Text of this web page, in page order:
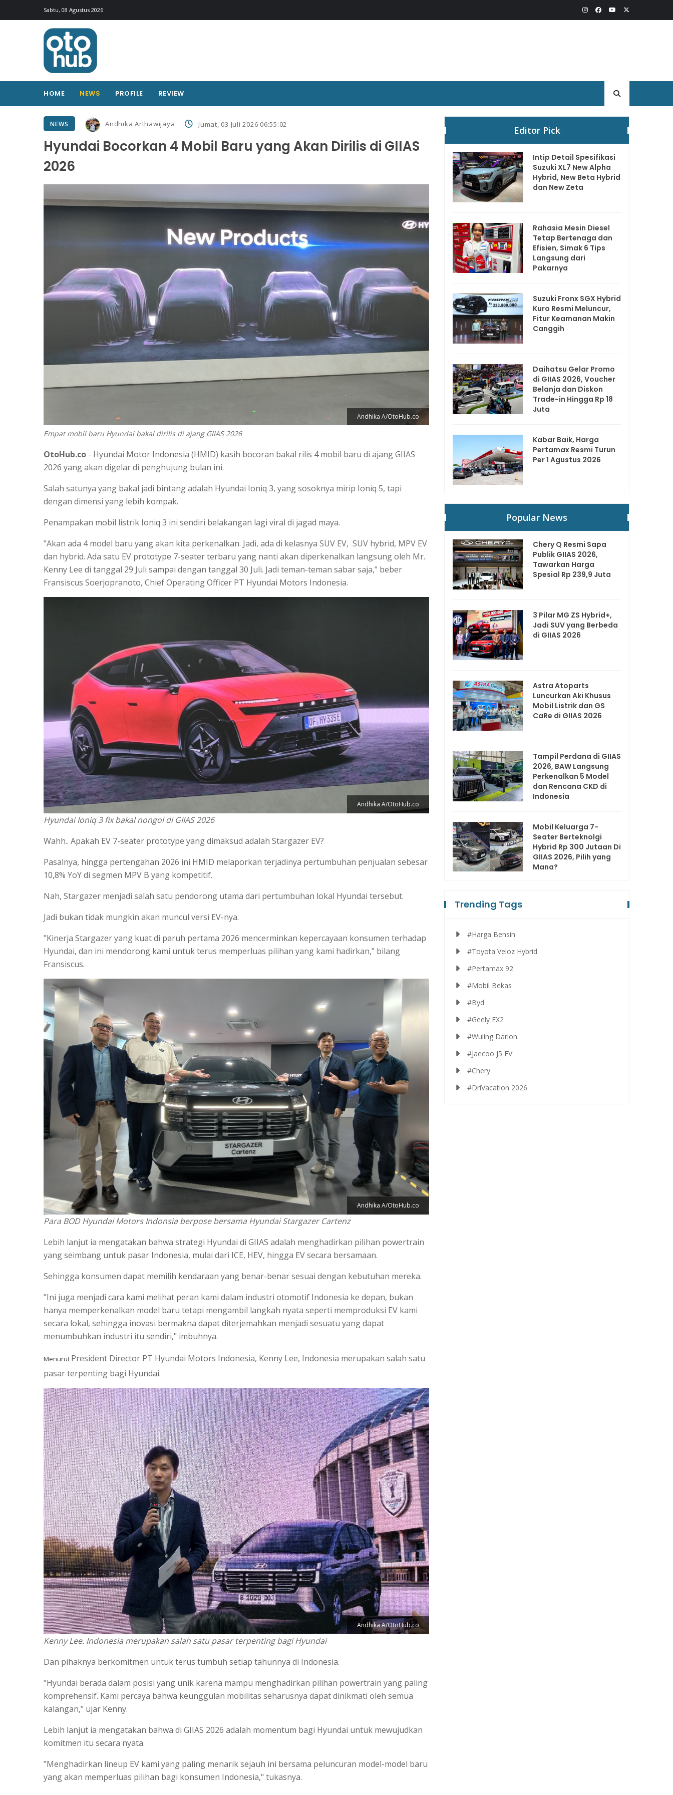
Sabtu, 08 Agustus 2026
HOME NEWS PROFILE REVIEW
NEWS Andhika Arthawijaya Jumat, 03 Juli 2026 06:55:02
Hyundai Bocorkan 4 Mobil Baru yang Akan Dirilis di GIIAS
2026
Andhika A/OtoHub.co
Empat mobil baru Hyundai bakal dirilis di ajang GIIAS 2026
OtoHub.co - Hyundai Motor Indonesia (HMID) kasih bocoran bakal rilis 4 mobil baru di ajang GIIAS
2026 yang akan digelar di penghujung bulan ini.
Salah satunya yang bakal jadi bintang adalah Hyundai Ioniq 3, yang sosoknya mirip Ioniq 5, tapi
dengan dimensi yang lebih kompak.
Penampakan mobil listrik Ioniq 3 ini sendiri belakangan lagi viral di jagad maya.
"Akan ada 4 model baru yang akan kita perkenalkan. Jadi, ada di kelasnya SUV EV, SUV hybrid, MPV EV
dan hybrid. Ada satu EV prototype 7-seater terbaru yang nanti akan diperkenalkan langsung oleh Mr.
Kenny Lee di tanggal 29 Juli sampai dengan tanggal 30 Juli. Jadi teman-teman sabar saja," beber
Fransiscus Soerjopranoto, Chief Operating Officer PT Hyundai Motors Indonesia.
Andhika A/OtoHub.co
Hyundai Ioniq 3 fix bakal nongol di GIIAS 2026
Wahh.. Apakah EV 7-seater prototype yang dimaksud adalah Stargazer EV?
Pasalnya, hingga pertengahan 2026 ini HMID melaporkan terjadinya pertumbuhan penjualan sebesar
10,8% YoY di segmen MPV B yang kompetitif.
Nah, Stargazer menjadi salah satu pendorong utama dari pertumbuhan lokal Hyundai tersebut.
Jadi bukan tidak mungkin akan muncul versi EV-nya.
"Kinerja Stargazer yang kuat di paruh pertama 2026 mencerminkan kepercayaan konsumen terhadap
Hyundai, dan ini mendorong kami untuk terus memperluas pilihan yang kami hadirkan," bilang
Fransiscus.
Andhika A/OtoHub.co
Para BOD Hyundai Motors Indonsia berpose bersama Hyundai Stargazer Cartenz
Lebih lanjut ia mengatakan bahwa strategi Hyundai di GIIAS adalah menghadirkan pilihan powertrain
yang seimbang untuk pasar Indonesia, mulai dari ICE, HEV, hingga EV secara bersamaan.
Sehingga konsumen dapat memilih kendaraan yang benar-benar sesuai dengan kebutuhan mereka.
"Ini juga menjadi cara kami melihat peran kami dalam industri otomotif Indonesia ke depan, bukan
hanya memperkenalkan model baru tetapi mengambil langkah nyata seperti memproduksi EV kami
secara lokal, sehingga inovasi bermakna dapat diterjemahkan menjadi sesuatu yang dapat
menumbuhkan industri itu sendiri," imbuhnya.
Menurut President Director PT Hyundai Motors Indonesia, Kenny Lee, Indonesia merupakan salah satu
pasar terpenting bagi Hyundai.
Andhika A/OtoHub.co
Kenny Lee. Indonesia merupakan salah satu pasar terpenting bagi Hyundai
Dan pihaknya berkomitmen untuk terus tumbuh setiap tahunnya di Indonesia.
"Hyundai berada dalam posisi yang unik karena mampu menghadirkan pilihan powertrain yang paling
komprehensif. Kami percaya bahwa keunggulan mobilitas seharusnya dapat dinikmati oleh semua
kalangan," ujar Kenny.
Lebih lanjut ia mengatakan bahwa di GIIAS 2026 adalah momentum bagi Hyundai untuk mewujudkan
komitmen itu secara nyata.
"Menghadirkan lineup EV kami yang paling menarik sejauh ini bersama peluncuran model-model baru
yang akan memperluas pilihan bagi konsumen Indonesia," tukasnya.
Editor Pick
Intip Detail Spesifikasi
Suzuki XL7 New Alpha
Hybrid, New Beta Hybrid
dan New Zeta
Rahasia Mesin Diesel
Tetap Bertenaga dan
Efisien, Simak 6 Tips
Langsung dari
Pakarnya
Suzuki Fronx SGX Hybrid
Kuro Resmi Meluncur,
Fitur Keamanan Makin
Canggih
Daihatsu Gelar Promo
di GIIAS 2026, Voucher
Belanja dan Diskon
Trade-in Hingga Rp 18
Juta
Kabar Baik, Harga
Pertamax Resmi Turun
Per 1 Agustus 2026
Popular News
Chery Q Resmi Sapa
Publik GIIAS 2026,
Tawarkan Harga
Spesial Rp 239,9 Juta
3 Pilar MG ZS Hybrid+,
Jadi SUV yang Berbeda
di GIIAS 2026
Astra Atoparts
Luncurkan Aki Khusus
Mobil Listrik dan GS
CaRe di GIIAS 2026
Tampil Perdana di GIIAS
2026, BAW Langsung
Perkenalkan 5 Model
dan Rencana CKD di
Indonesia
Mobil Keluarga 7-
Seater Berteknolgi
Hybrid Rp 300 Jutaan Di
GIIAS 2026, Pilih yang
Mana?
Trending Tags
#Harga Bensin
#Toyota Veloz Hybrid
#Pertamax 92
#Mobil Bekas
#Byd
#Geely EX2
#Wuling Darion
#Jaecoo J5 EV
#Chery
#DriVacation 2026